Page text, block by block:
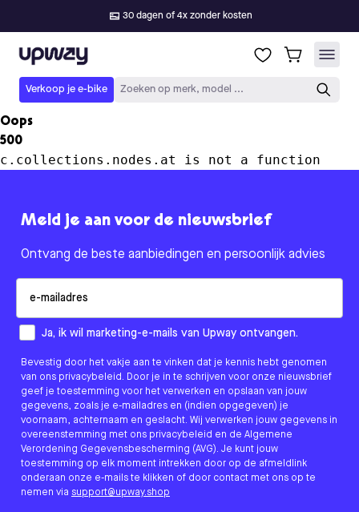
30 dagen of 4x zonder kosten
Upway
Verkoop je e-bike Zoeken op merk, model ...
Oops
500
c.collections.nodes.at is not a function
Meld je aan voor de nieuwsbrief
Ontvang de beste aanbiedingen en persoonlijk advies
How would you like to hear from us?
Ja, ik wil marketing-e-mails van Upway ontvangen.
Bevestig door het vakje aan te vinken dat je kennis hebt genomen
van ons privacybeleid. Door je in te schrijven voor onze nieuwsbrief
geef je toestemming voor het verwerken en opslaan van jouw
gegevens, zoals je e-mailadres en (indien opgegeven) je
voornaam, achternaam en geslacht. Wij verwerken jouw gegevens in
overeenstemming met ons privacybeleid en de Algemene
Verordening Gegevensbescherming (AVG). Je kunt jouw
toestemming op elk moment intrekken door op de afmeldlink
onderaan onze e-mails te klikken of door contact met ons op te
nemen via support@upway.shop